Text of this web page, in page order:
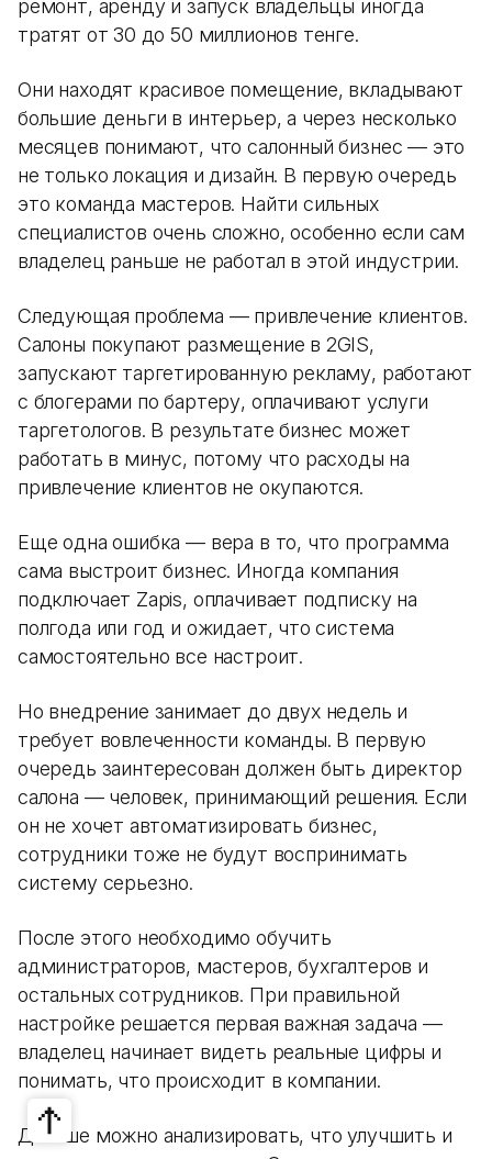
ремонт, аренду и запуск владельцы иногда
тратят от 30 до 50 миллионов тенге.
Они находят красивое помещение, вкладывают
большие деньги в интерьер, а через несколько
месяцев понимают, что салонный бизнес — это
не только локация и дизайн. В первую очередь
это команда мастеров. Найти сильных
специалистов очень сложно, особенно если сам
владелец раньше не работал в этой индустрии.
Следующая проблема — привлечение клиентов.
Салоны покупают размещение в 2GIS,
запускают таргетированную рекламу, работают
с блогерами по бартеру, оплачивают услуги
таргетологов. В результате бизнес может
работать в минус, потому что расходы на
привлечение клиентов не окупаются.
Еще одна ошибка — вера в то, что программа
сама выстроит бизнес. Иногда компания
подключает Zapis, оплачивает подписку на
полгода или год и ожидает, что система
самостоятельно все настроит.
Но внедрение занимает до двух недель и
требует вовлеченности команды. В первую
очередь заинтересован должен быть директор
салона — человек, принимающий решения. Если
он не хочет автоматизировать бизнес,
сотрудники тоже не будут воспринимать
систему серьезно.
После этого необходимо обучить
администраторов, мастеров, бухгалтеров и
остальных сотрудников. При правильной
настройке решается первая важная задача —
владелец начинает видеть реальные цифры и
понимать, что происходит в компании.
Дальше можно анализировать, что улучшить и